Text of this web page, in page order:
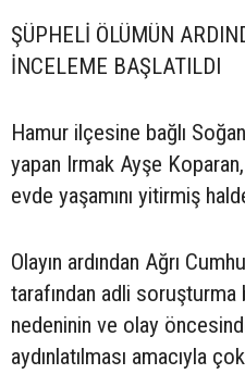
ŞÜPHELİ ÖLÜMÜN
İNCELEME BAŞLATILDI
Hamur ilçesine bağlı
yapan Irmak Ayşe
evde yaşamını yitirmiş
Olayın ardından Ağrı
tarafından adli soruşturma
nedeninin ve olay
aydınlatılması amacıyla